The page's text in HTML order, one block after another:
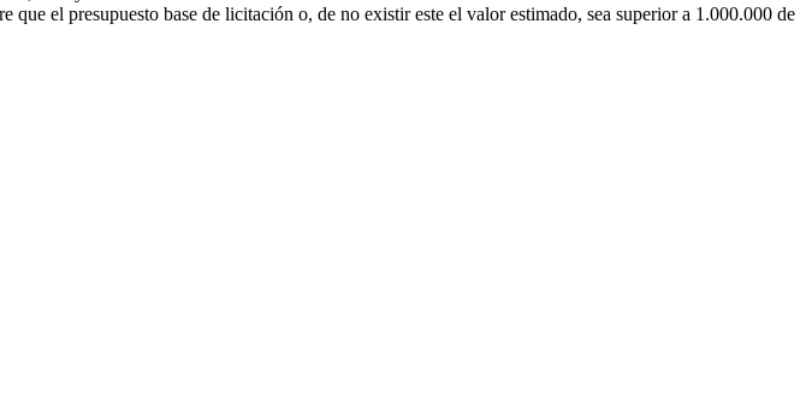
el presupuesto base de licitación o, de no existir este el valor estimado, sea superior a 1.000.000 de